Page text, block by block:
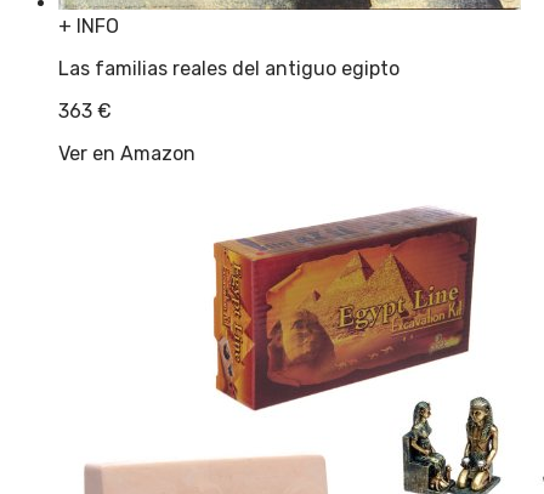
+ INFO
Las familias reales del antiguo egipto
363 €
Ver en Amazon